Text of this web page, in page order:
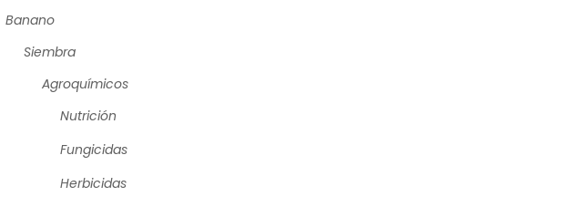
Banano
Siembra
Agroquímicos
Nutrición
Fungicidas
Herbicidas